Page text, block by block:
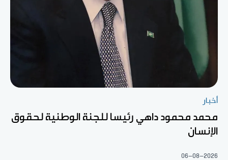
أخبار
محمد محمود داهي رئيسا للجنة الوطنية لحقوق
الإنسان
06-08-2026